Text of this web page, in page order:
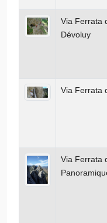
Via Ferrata
Dévoluy
Via Ferrata
Via Ferrata